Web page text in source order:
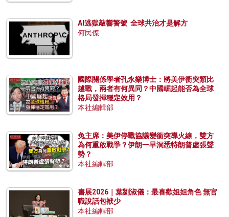
AI逃獄敲響警號 全球共治才是解方
何民傑
國際關係學者孔永樂博士：將美伊衝突類比
越戰，兩者有何異同？中國崛起能否為全球
格局發揮穩定效用？
本社編輯部
兔主席：美伊停戰協議變衝突導火線，雙方
為何重啟戰爭？伊朗一早洞悉特朗普虛張聲
勢？
本社編輯部
書展2026｜葉劉淑儀：最喜歡姐姐角色 無官
職說話包袱少
本社編輯部